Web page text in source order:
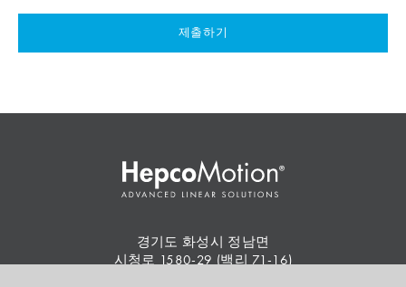
제출하기
경기도 화성시 정남면
시청로 1580-29 (백리 71-16)